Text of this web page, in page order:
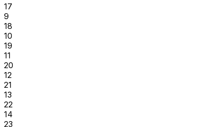
17
9
18
10
19
11
20
12
21
13
22
14
23